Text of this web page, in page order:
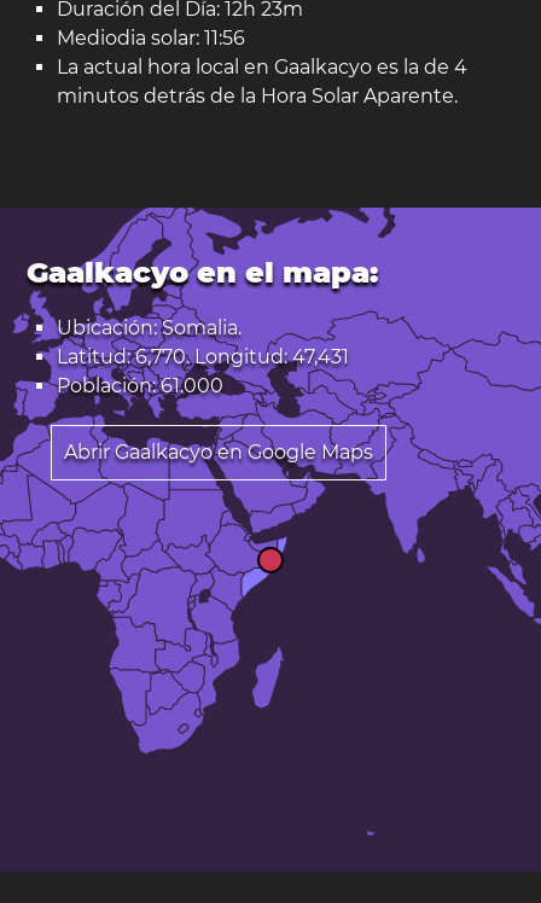
Duración del Día: 12h 23m
Mediodia solar: 11:56
La actual hora local en Gaalkacyo es la de 4
minutos detrás de la Hora Solar Aparente.
Gaalkacyo en el mapa:
Ubicación: Somalia.
Latitud: 6,770. Longitud: 47,431
Población: 61.000
Abrir Gaalkacyo en Google Maps